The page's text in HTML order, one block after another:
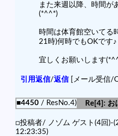
また来週以降、時間が
(*^^*)
時間は体育館空いてる
21時)何時でもOKです♪
宜しくお願いします
引用返信/返信[メール受信/
■4450 / ResNo.4)
Re[4]: お
□投稿者/ ノゾム ゲスト(4回
12:23:35)